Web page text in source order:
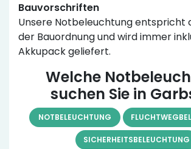
Bauvorschriften
Unsere Notbeleuchtung entspricht
der Bauordnung und wird immer
Akkupack geliefert.
Welche
suchen Sie in
NOTBELEUCHTUNG
SICHERHEITSBELEUCHTUNG